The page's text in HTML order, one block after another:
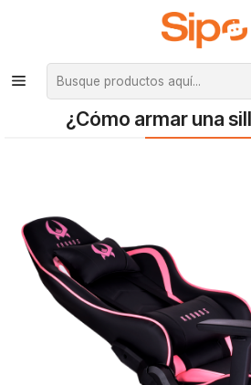
¡Compra hasta mediodía y recibe hoy! De
Santiago. Envío gratis desde $29.990
Inicio Blog ¿Cómo armar
¿Cómo armar una